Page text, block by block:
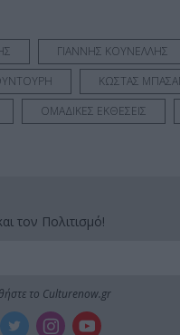
ΓΙΑΝΝΗΣ ΚΟΥΝΕΛΛΗΣ
ΚΩΣΤΑΣ
ΟΜΑΔΙΚΕΣ ΕΚΘΕΣΕΙΣ
τον Πολιτισμό!
το Culturenow.gr